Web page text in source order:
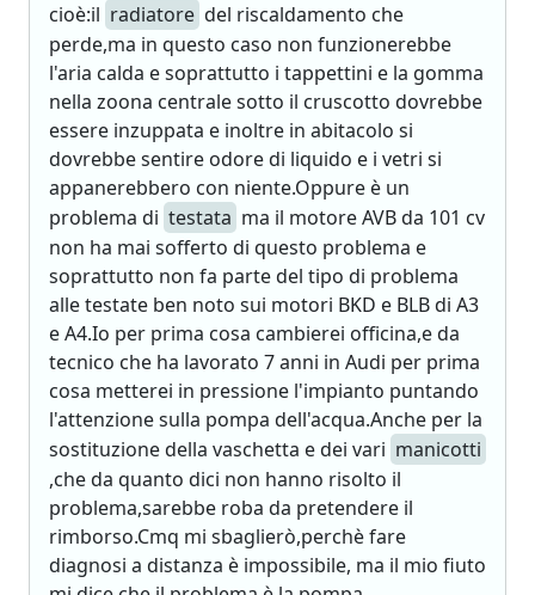
cioè:il radiatore del riscaldamento che
perde,ma in questo caso non funzionerebbe
l'aria calda e soprattutto i tappettini e la gomma
nella zoona centrale sotto il cruscotto dovrebbe
essere inzuppata e inoltre in abitacolo si
dovrebbe sentire odore di liquido e i vetri si
appanerebbero con niente.Oppure è un
problema di testata ma il motore AVB da 101 cv
non ha mai sofferto di questo problema e
soprattutto non fa parte del tipo di problema
alle testate ben noto sui motori BKD e BLB di A3
e A4.Io per prima cosa cambierei officina,e da
tecnico che ha lavorato 7 anni in Audi per prima
cosa metterei in pressione l'impianto puntando
l'attenzione sulla pompa dell'acqua.Anche per la
sostituzione della vaschetta e dei vari manicotti
,che da quanto dici non hanno risolto il
problema,sarebbe roba da pretendere il
rimborso.Cmq mi sbaglierò,perchè fare
diagnosi a distanza è impossibile, ma il mio fiuto